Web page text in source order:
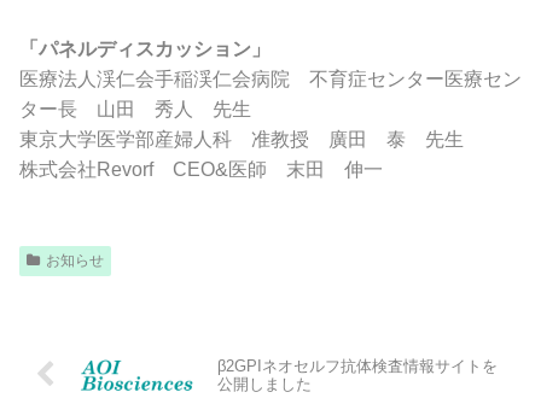
「パネルディスカッション」
医療法人渓仁会手稲渓仁会病院 不育症センター医療セン
ター長 山田 秀人 先生
東京大学医学部産婦人科 准教授 廣田 泰 先生
株式会社Revorf CEO&医師 末田 伸一
お知らせ
β2GPIネオセルフ抗体検査情報サイトを
公開しました